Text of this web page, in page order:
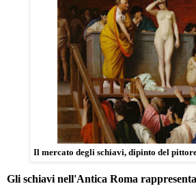
Il mercato degli schiavi, dipinto del
Gli schiavi nell'Antica Roma